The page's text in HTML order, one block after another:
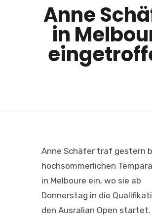
Anne
in
Anne Schäfer traf gestern
hochsommerlichen
in Melboure ein, wo sie ab
Donnerstag in die
den Ausralian Open startet.